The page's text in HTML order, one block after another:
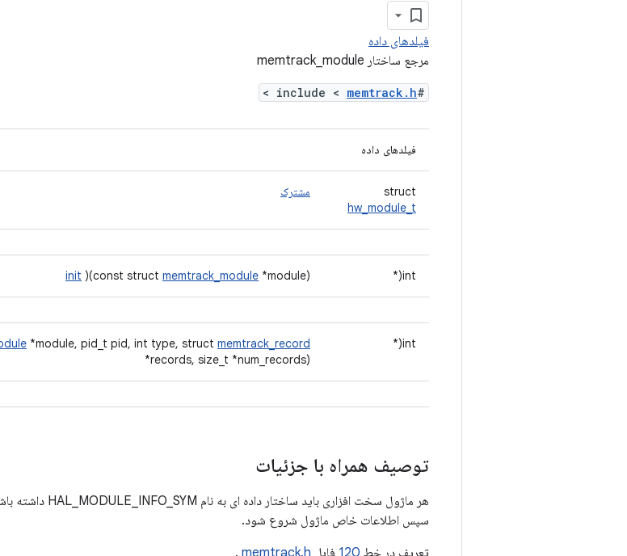
فیلدهای داده
مرجع ساختار memtrack_module
#include <
memtrack.h
>
فیلدهای داده
struct
hw_module_t
مشترک
int(*
init )(const struct memtrack_module *module)
int(*
*module, pid_t pid, int type, struct memtrack_record
*records, size_t *num_records)
توصیف همراه با جزئیات
هر ماژول سخت افزاری باید ساختار داده ای به نام HAL_MODULE_INFO_SYM داشته باشد و فیلدهای این ساختار داده باید با
سپس اطلاعات خاص ماژول شروع شود.
تعریف در خط 120 فایل memtrack.h
.